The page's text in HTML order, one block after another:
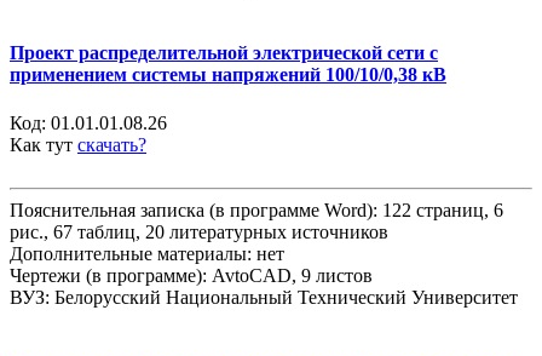
Проект распределительной электрической сети с
применением системы напряжений 100/10/0,38 кВ
Код: 01.01.01.08.26
Как тут скачать?
Пояснительная записка (в программе Word): 122 страниц, 6
рис., 67 таблиц, 20 литературных источников
Дополнительные материалы: нет
Чертежи (в программе): AvtoCAD, 9 листов
ВУЗ: Белорусский Национальный Технический Университет